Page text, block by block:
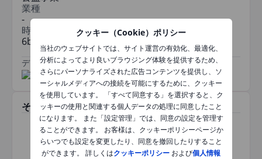
クッキー（Cookie）ポリシー
当社のウェブサイトでは、サイト運営の有効化、最適化、
分析によってより良いブラウジング体験を提供するため、
さらにパーソナライズされた広告コンテンツを提供し、ソ
ーシャルメディアへの接続を可能にするために、クッキー
を使用しています。 「すべて同意する」を選択すると、ク
ッキーの使用と関連する個人データの処理に同意したこと
になります。 また「設定管理」では、同意の設定を管理す
ることができます。 お客様は、クッキーポリシーページか
らいつでも設定を変更したり、同意を撤回したりすること
ができます。 詳しくはクッキーポリシー および個人情報
業種
-
時価総額
6bn
データ提供元 /
その他関連銘柄